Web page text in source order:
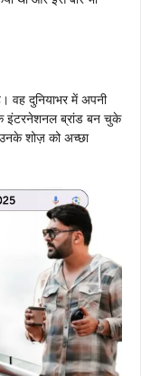
वह दुनियाभर में अपनी
इंटरनेशनल ब्रांड बन चुके
शोज़ को अच्छा